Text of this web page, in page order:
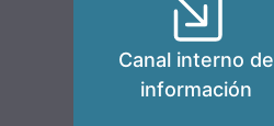
Canal interno de
información